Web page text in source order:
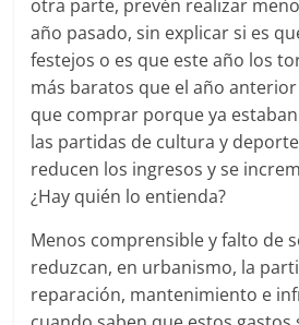
otra parte, prevén realizar
año pasado, sin explicar si es
festejos o es que este año los
más baratos que el año
que comprar porque ya
las partidas de cultura y
reducen los ingresos y se
¿Hay quién lo entienda?
Menos comprensible y falto de
reduzcan, en urbanismo, la
reparación, mantenimiento e